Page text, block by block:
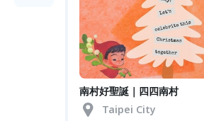
南村好聖誕｜四四南村
Taipei City